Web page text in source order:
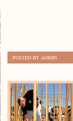
POSTED BY ADMIN